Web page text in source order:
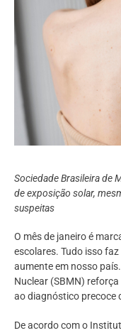
Sociedade Brasileira de
de exposição solar,
suspeitas
O mês de janeiro é
escolares. Tudo isso
aumente em nosso
Nuclear (SBMN)
ao diagnóstico precoce
De acordo com o